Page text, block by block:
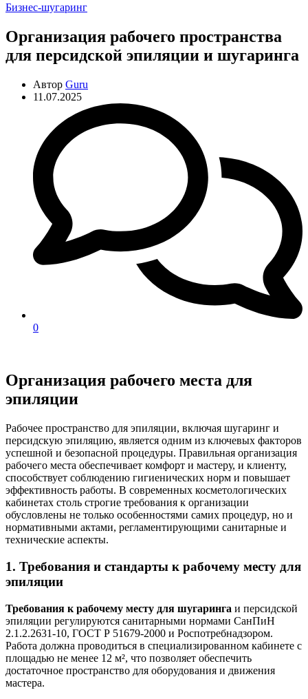
Рубрики
Бизнес-шугаринг
Организация рабочего пространства
для персидской эпиляции и шугаринга
Автор Guru
11.07.2025
0
Организация рабочего места для
эпиляции
Рабочее пространство для эпиляции, включая шугаринг и
персидскую эпиляцию, является одним из ключевых факторов
успешной и безопасной процедуры. Правильная организация
рабочего места обеспечивает комфорт и мастеру, и клиенту,
способствует соблюдению гигиенических норм и повышает
эффективность работы. В современных косметологических
кабинетах столь строгие требования к организации
обусловлены не только особенностями самих процедур, но и
нормативными актами, регламентирующими санитарные и
технические аспекты.
1. Требования и стандарты к рабочему месту для
эпиляции
Требования к рабочему месту для шугаринга и персидской
эпиляции регулируются санитарными нормами СанПиН
2.1.2.2631-10, ГОСТ Р 51679-2000 и Роспотребнадзором.
Работа должна проводиться в специализированном кабинете с
площадью не менее 12 м², что позволяет обеспечить
достаточное пространство для оборудования и движения
мастера.